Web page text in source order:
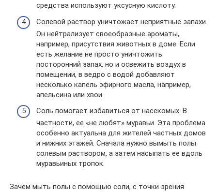
средства используют уксусную кислоту.
Солевой раствор уничтожает неприятные запахи.
Он нейтрализует своеобразные ароматы,
например, присутствия животных в доме. Если
есть желание не просто уничтожить
посторонний запах, но и освежить воздух в
помещении, в ведро с водой добавляют
несколько капель эфирного масла, например,
апельсина или хвои.
Соль помогает избавиться от насекомых. В
частности, ее «не любят» муравьи. Эта проблема
особенно актуальна для жителей частных домов
и нижних этажей. Сначала нужно вымыть полы
солевым раствором, а затем насыпать ее вдоль
муравьиных тропок.
Зачем мыть полы с помощью соли, с точки зрения